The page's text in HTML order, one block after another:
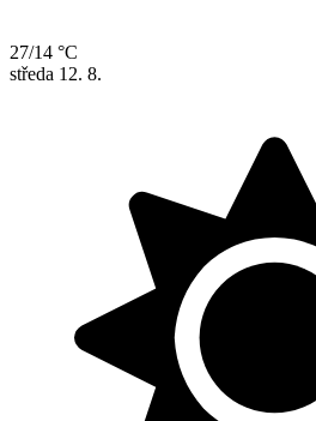
27/14 °C
středa 12. 8.